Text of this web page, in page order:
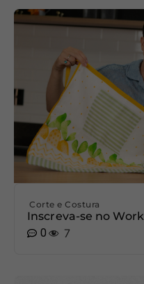
Corte e Costura
Inscreva-se no
0
7